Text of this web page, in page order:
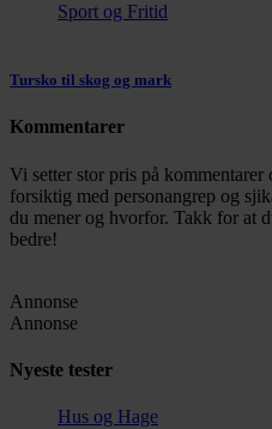
Sport og Fritid
Tursko til skog og mark
Kommentarer
Vi setter stor pris på
forsiktig med personangrep og
du mener og hvorfor. Takk for at
bedre!
Annonse
Annonse
Nyeste tester
Hus og Hage